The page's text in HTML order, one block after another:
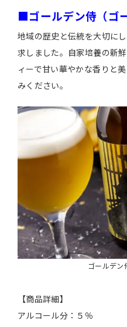
■ゴールデン侍（ゴ
地域の歴史と伝統を大切に
求しました。自家培養の新
ィーで甘い華やかな香りと
みください。
ゴールデン
【商品詳細】
アルコール分：５％